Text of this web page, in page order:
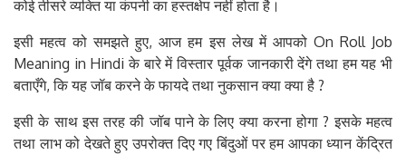
कोई तीसरे व्यक्ति या कंपनी का हस्तक्षेप नहीं होता है।
इसी महत्व को समझते हुए, आज हम इस लेख में आपको On Roll Job
Meaning in Hindi के बारे में विस्तार पूर्वक जानकारी देंगे तथा हम यह भी
बताएँगे, कि यह जॉब करने के फायदे तथा नुकसान क्या क्या है ?
इसी के साथ इस तरह की जॉब पाने के लिए क्या करना होगा ? इसके महत्व
तथा लाभ को देखते हुए उपरोक्त दिए गए बिंदुओं पर हम आपका ध्यान केंद्रित